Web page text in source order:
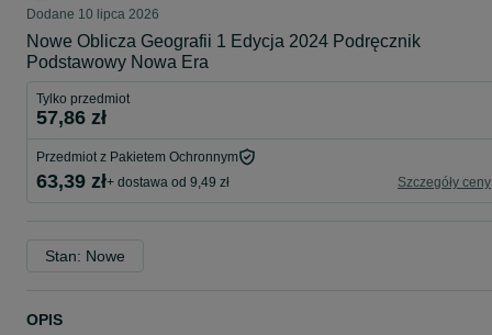
Dodane 10 lipca 2026
Nowe Oblicza Geografii 1 Edycja 2024 Podręcznik
Podstawowy Nowa Era
Tylko przedmiot
57,86 zł
Przedmiot z Pakietem Ochronnym
63,39 zł+ dostawa od 9,49 zł Szczegóły ceny
Stan: Nowe
OPIS